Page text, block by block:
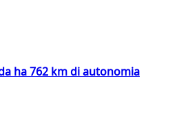
ha 762 km di autonomia